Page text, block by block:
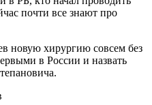
почти все знают про
новую хирургию совсем без
в России и назвать